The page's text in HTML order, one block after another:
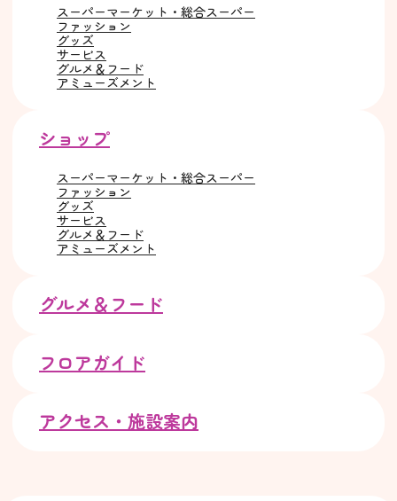
スーパーマーケット・総合スーパー
ファッション
グッズ
サービス
グルメ＆フード
アミューズメント
ショップ
スーパーマーケット・総合スーパー
ファッション
グッズ
サービス
グルメ＆フード
アミューズメント
グルメ＆フード
フロアガイド
アクセス・施設案内